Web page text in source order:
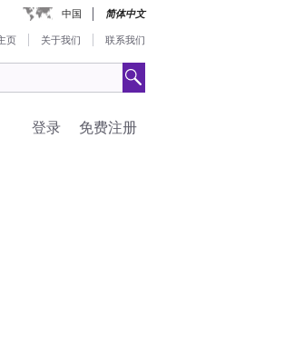
中国 简体中文
页 关于我们 联系我们
免费注册
登录